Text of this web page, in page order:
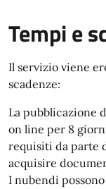
Tempi e
Il servizio viene
scadenze:
La pubblicazione
on line per 8
requisiti da parte
acquisire
I nubendi